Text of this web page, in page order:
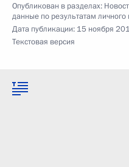
Опубликован в разделах:
данные по результатам
Дата публикации: 15 ноября
Текстовая версия